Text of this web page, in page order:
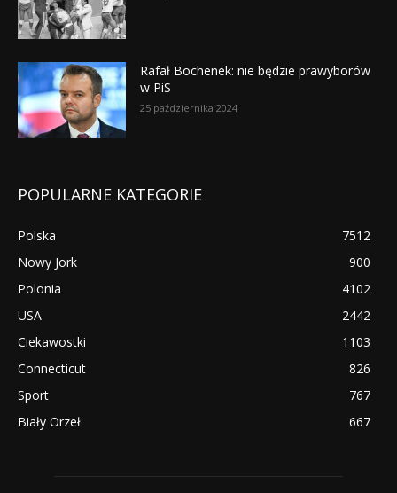
Rafał Bochenek: nie będzie prawyborów
w PiS
25 października 2024
POPULARNE KATEGORIE
Polska
7512
Nowy Jork
900
Polonia
4102
USA
2442
Ciekawostki
1103
Connecticut
826
Sport
767
Biały Orzeł
667